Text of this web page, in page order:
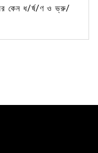
পর কেন ধ/র্ষ/ণ ও ভ্রু/